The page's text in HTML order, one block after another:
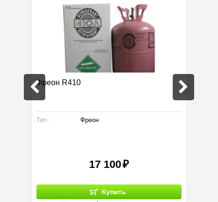
Фреон R410
Тип : Фреон
17 100
Купить